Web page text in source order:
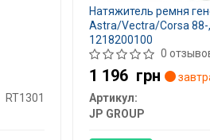
RT1301
Натяжитель ремня
Astra/Vectra/Corsa 88-,
1218200100
0
1 196 грн
Артикул:
JP GROUP